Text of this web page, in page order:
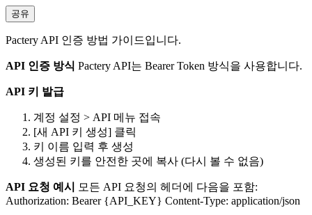
공유
Pactery API 인증 방법 가이드입니다.
API 인증 방식 Pactery API는 Bearer Token 방식을 사용합니다.
API 키 발급
계정 설정 > API 메뉴 접속
[새 API 키 생성] 클릭
키 이름 입력 후 생성
생성된 키를 안전한 곳에 복사 (다시 볼 수 없음)
API 요청 예시
모든 API 요청의 헤더에 다음을 포함:
Authorization: Bearer {API_KEY} Content-Type: application/json